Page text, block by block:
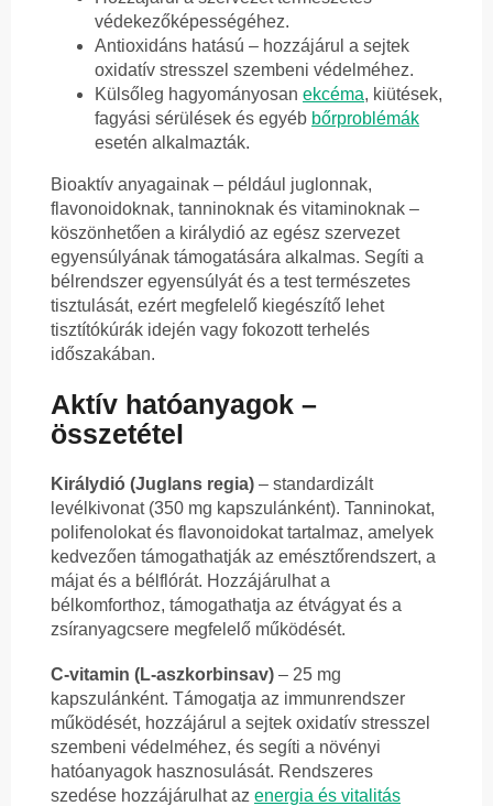
védekezőképességéhez.
Antioxidáns hatású – hozzájárul a sejtek
oxidatív stresszel szembeni védelméhez.
Külsőleg hagyományosan ekcéma, kiütések,
fagyási sérülések és egyéb bőrproblémák
esetén alkalmazták.
Bioaktív anyagainak – például juglonnak,
flavonoidoknak, tanninoknak és vitaminoknak –
köszönhetően a királydió az egész szervezet
egyensúlyának támogatására alkalmas. Segíti a
bélrendszer egyensúlyát és a test természetes
tisztulását, ezért megfelelő kiegészítő lehet
tisztítókúrák idején vagy fokozott terhelés
időszakában.
Aktív hatóanyagok –
összetétel
Királydió (Juglans regia) – standardizált
levélkivonat (350 mg kapszulánként). Tanninokat,
polifenolokat és flavonoidokat tartalmaz, amelyek
kedvezően támogathatják az emésztőrendszert, a
májat és a bélflórát. Hozzájárulhat a
bélkomforthoz, támogathatja az étvágyat és a
zsíranyagcsere megfelelő működését.
C-vitamin (L-aszkorbinsav) – 25 mg
kapszulánként. Támogatja az immunrendszer
működését, hozzájárul a sejtek oxidatív stresszel
szembeni védelméhez, és segíti a növényi
hatóanyagok hasznosulását. Rendszeres
szedése hozzájárulhat az energia és vitalitás